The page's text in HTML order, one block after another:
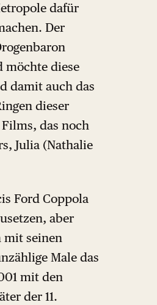
dafür
Der
möchte diese
damit auch das
dieser
das noch
Julia (Nathalie
Ford Coppola
aber
mit seinen
Male das
mit den
der 11.